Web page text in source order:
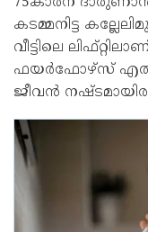
കടമ്മനിട്ട
വീട്ടിലെ
ഫയര്‍ഫോഴ്‌സ്
ജീവന്‍